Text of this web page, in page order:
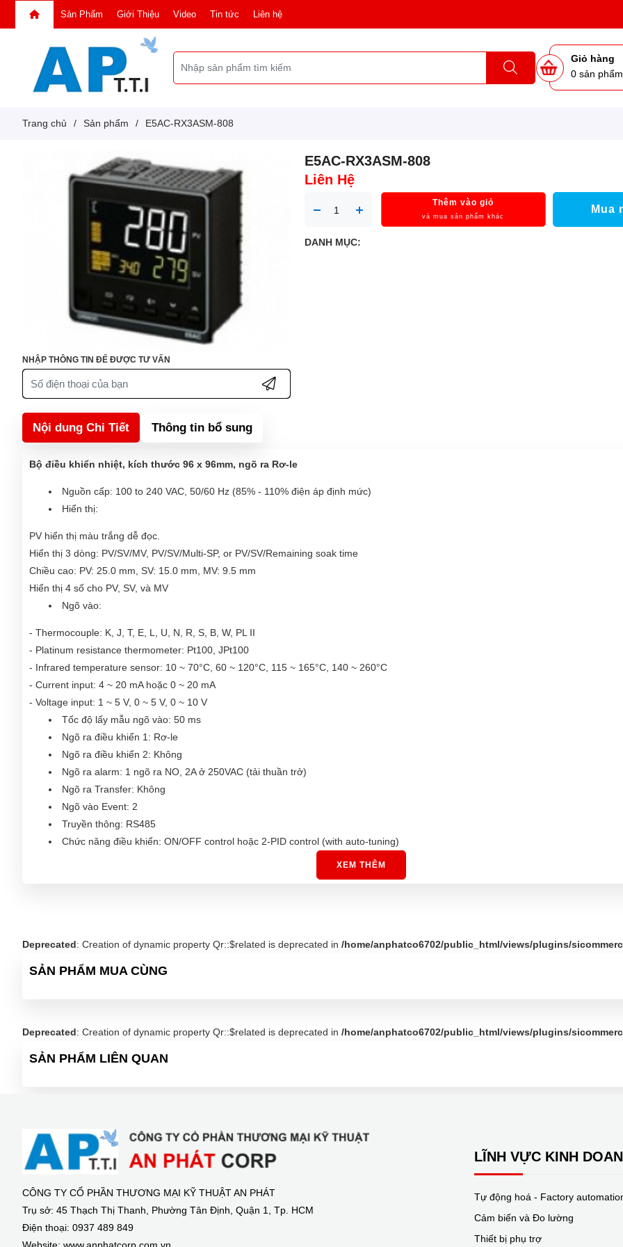
Sản Phẩm Giới Thiệu Video Tin tức Liên hệ
Giỏ hàng
0 sản phẩm
Trang chủ / Sản phẩm / E5AC-RX3ASM-808
NHẬP THÔNG TIN ĐỂ ĐƯỢC TƯ VẤN
E5AC-RX3ASM-808
Liên Hệ
Thêm vào giỏ
và mua sản phẩm khác
Mua
DANH MỤC:
Nội dung Chi Tiết Thông tin bổ sung
Bộ điều khiển nhiệt, kích thước 96 x 96mm, ngõ ra Rơ-le
Nguồn cấp: 100 to 240 VAC, 50/60 Hz (85% - 110% điện áp định mức)
Hiển thị:
PV hiển thị màu trắng dễ đọc.
Hiển thị 3 dòng: PV/SV/MV, PV/SV/Multi-SP, or PV/SV/Remaining soak time
Chiều cao: PV: 25.0 mm, SV: 15.0 mm, MV: 9.5 mm
Hiển thị 4 số cho PV, SV, và MV
Ngõ vào:
- Thermocouple: K, J, T, E, L, U, N, R, S, B, W, PL II
- Platinum resistance thermometer: Pt100, JPt100
- Infrared temperature sensor: 10 ~ 70°C, 60 ~ 120°C, 115 ~ 165°C, 140 ~ 260°C
- Current input: 4 ~ 20 mA hoặc 0 ~ 20 mA
- Voltage input: 1 ~ 5 V, 0 ~ 5 V, 0 ~ 10 V
Tốc độ lấy mẫu ngõ vào: 50 ms
Ngõ ra điều khiển 1: Rơ-le
Ngõ ra điều khiển 2: Không
Ngõ ra alarm: 1 ngõ ra NO, 2A ở 250VAC (tải thuần trở)
Ngõ ra Transfer: Không
Ngõ vào Event: 2
Truyền thông: RS485
Chức năng điều khiển: ON/OFF control hoặc 2-PID control (with auto-tuning)
Chức năng khác: Manual output, heating/cooling control, loop burnout alarm, SP ramp, other alarm functions, heater burnout
(including SSR failure (HS) alarm), 40% AT, 100% AT, MV limiter, input digital filter, self tuning, robust tuning, PV input shift, run/
Tiêu chuẩn: UL 61010-1, CSA C22.2 No. 611010-1 (evaluated by UL); EN 61010-1 (IEC 61010-1): Pollution level 2, overcurrent
XEM THÊM
Deprecated: Creation of dynamic property Qr::$related is deprecated in /home/anphatco6702/public_html/views/plugins/
SẢN PHẨM MUA CÙNG
Deprecated: Creation of dynamic property Qr::$related is deprecated in /home/anphatco6702/public_html/views/plugins/
SẢN PHẨM LIÊN QUAN
CÔNG TY CỔ PHẦN THƯƠNG MẠI KỸ THUẬT AN PHÁT
Trụ sở: 45 Thạch Thị Thanh, Phường Tân Định, Quận 1, Tp. HCM
Điện thoại: 0937 489 849
LĨNH VỰC KINH
Tự động hoá - Factory
Cảm biến và Đo lường
Thiết bị phụ trợ